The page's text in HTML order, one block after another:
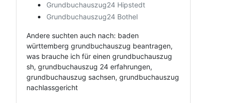
Grundbuchauszug24 Hipstedt
Grundbuchauszug24 Bothel
Andere suchten auch nach: baden
württemberg grundbuchauszug beantragen,
was brauche ich für einen grundbuchauszug
sh, grundbuchauszug 24 erfahrungen,
grundbuchauszug sachsen, grundbuchauszug
nachlassgericht